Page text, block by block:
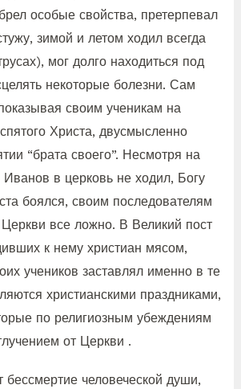
особые свойства, претерпевал
зимой и летом ходил всегда
мог долго находиться под
некоторые болезни. Сам
своим ученикам на
Христа, двусмысленно
“брата своего”. Несмотря на
Иванов в церковь не ходил, Богу
боялся, своим последователям
все ложно. В Великий пост
к нему христиан мясом,
учеников заставлял именно в те
христианскими праздниками,
по религиозным убеждениям
от Церкви .
бессмертие человеческой души,